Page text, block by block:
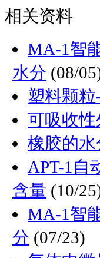
相关资料
MA-1智
水分 (08/
塑料颗
可吸收
橡胶的
APT-1自
含量 (10/
MA-1智
分 (07/23)